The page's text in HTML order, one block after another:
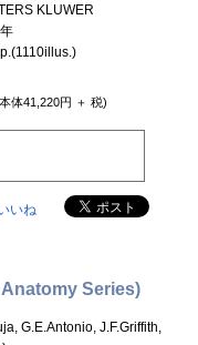
KLUWER
体41,220円 ＋ 税)
いね
Series)
G.E.Antonio, J.F.Griffith,